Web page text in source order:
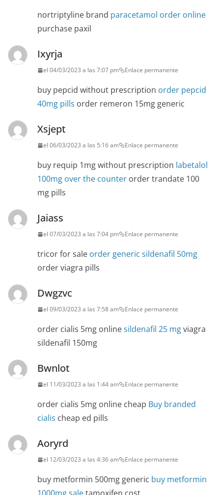
nortriptyline brand paracetamol order online
purchase paxil
Ixyrja
el 04/03/2023 a las 7:07 pm Enlace permanente
buy pepcid without prescription order pepcid
40mg pills order remeron 15mg generic
Xsjept
el 06/03/2023 a las 5:16 am Enlace permanente
buy requip 1mg without prescription labetalol
100mg over the counter order trandate 100
mg pills
Jaiass
el 07/03/2023 a las 7:04 pm Enlace permanente
tricor for sale order generic sildenafil 50mg
order viagra pills
Dwgzvc
el 09/03/2023 a las 7:58 am Enlace permanente
order cialis 5mg onlinesildenafil 25 mgviagra
sildenafil 150mg
Bwnlot
el 11/03/2023 a las 1:44 am Enlace permanente
order cialis 5mg online cheap Buy branded
cialis cheap ed pills
Aoryrd
el 12/03/2023 a las 4:36 am Enlace permanente
buy metformin 500mg generic buy metformin